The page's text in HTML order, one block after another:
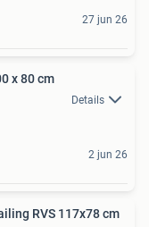
27 jun 26
x 80 cm
Details
2 jun 26
RVS 117x78 cm